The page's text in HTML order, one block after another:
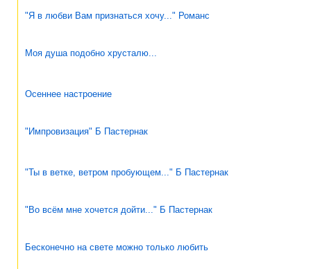
"Я в любви Вам признаться хочу..." Романс
Моя душа подобно хрусталю...
Осеннее настроение
"Импровизация" Б Пастернак
"Ты в ветке, ветром пробующем..." Б Пастернак
"Во всём мне хочется дойти..." Б Пастернак
Бесконечно на свете можно только любить